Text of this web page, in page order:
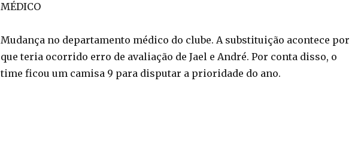
MÉDICO
Mudança no departamento médico do clube. A substituição acontece por
que teria ocorrido erro de avaliação de Jael e André. Por conta disso, o
time ficou um camisa 9 para disputar a prioridade do ano.